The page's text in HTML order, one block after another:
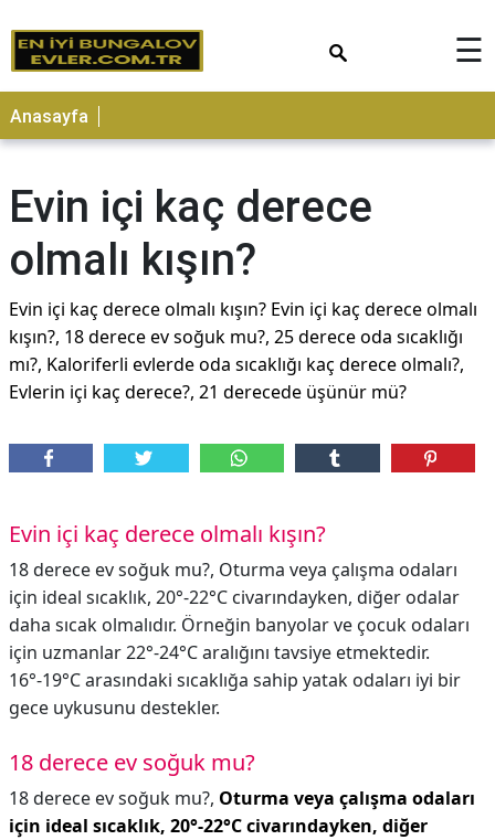
☰
Anasayfa
Evin içi kaç derece
olmalı kışın?
Evin içi kaç derece olmalı kışın? Evin içi kaç derece olmalı
kışın?, 18 derece ev soğuk mu?, 25 derece oda sıcaklığı
mı?, Kaloriferli evlerde oda sıcaklığı kaç derece olmalı?,
Evlerin içi kaç derece?, 21 derecede üşünür mü?
Evin içi kaç derece olmalı kışın?
18 derece ev soğuk mu?, Oturma veya çalışma odaları
için ideal sıcaklık, 20°-22°C civarındayken, diğer odalar
daha sıcak olmalıdır. Örneğin banyolar ve çocuk odaları
için uzmanlar 22°-24°C aralığını tavsiye etmektedir.
16°-19°C arasındaki sıcaklığa sahip yatak odaları iyi bir
gece uykusunu destekler.
18 derece ev soğuk mu?
18 derece ev soğuk mu?, Oturma veya çalışma odaları
için ideal sıcaklık, 20°-22°C civarındayken, diğer